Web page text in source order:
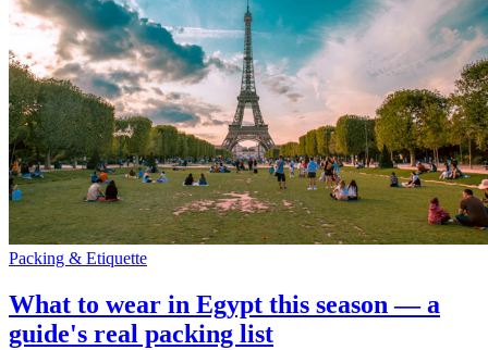
Packing & Etiquette
What to wear in Egypt this season — a
guide's real packing list